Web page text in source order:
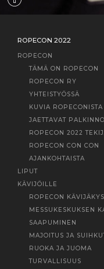
ROPECON 2022
ROPECON
TÄMÄ ON ROPECON
ROPECON RY
YHTEISTYÖSSÄ
KUVIA ROPECONISTA
JAETTAVAT
ROPECON 2022
ROPECON CON CON
AJANKOHTAISTA
LIPUT
KÄVIJÖILLE
ROPECON
MESSUKESKUKSEN
SAAPUMINEN
MAJOITUS JA
RUOKA JA JUOMA
TURVALLISUUS